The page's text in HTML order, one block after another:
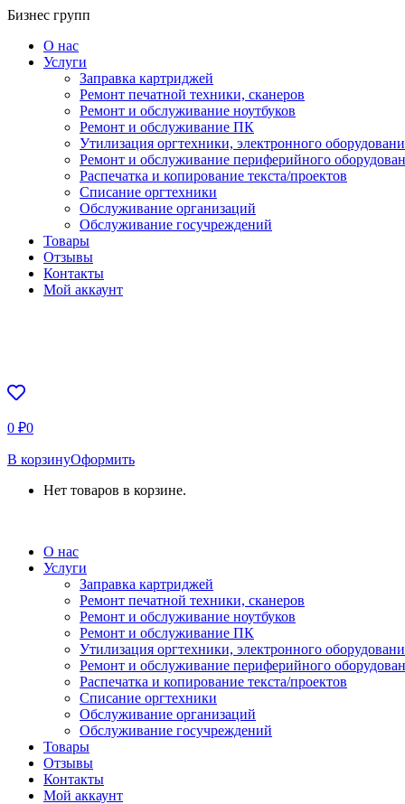
Перейти
содержанию
Бизнес групп
О нас
Услуги
Заправка картриджей
Ремонт печатной техники, сканеров
Ремонт и обслуживание ноутбуков
Ремонт и обслуживание ПК
Утилизация оргтехники, электронного
Ремонт и обслуживание периферийного
Распечатка и копирование текста/проектов
Списание оргтехники
Обслуживание организаций
Обслуживание госучреждений
Товары
Отзывы
Контакты
Мой аккаунт
0 ₽0
В корзинуОформить
Нет товаров в корзине.
О нас
Услуги
Заправка картриджей
Ремонт печатной техники, сканеров
Ремонт и обслуживание ноутбуков
Ремонт и обслуживание ПК
Утилизация оргтехники, электронного
Ремонт и обслуживание периферийного
Распечатка и копирование текста/проектов
Списание оргтехники
Обслуживание организаций
Обслуживание госучреждений
Товары
Отзывы
Контакты
Мой аккаунт